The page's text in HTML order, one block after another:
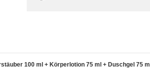
100 ml + Körperlotion 75 ml + Duschgel 75 ml